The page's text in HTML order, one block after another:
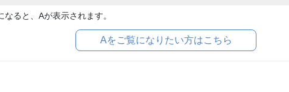
ると、Aが表示されます。
Aをご覧になりたい方はこちら